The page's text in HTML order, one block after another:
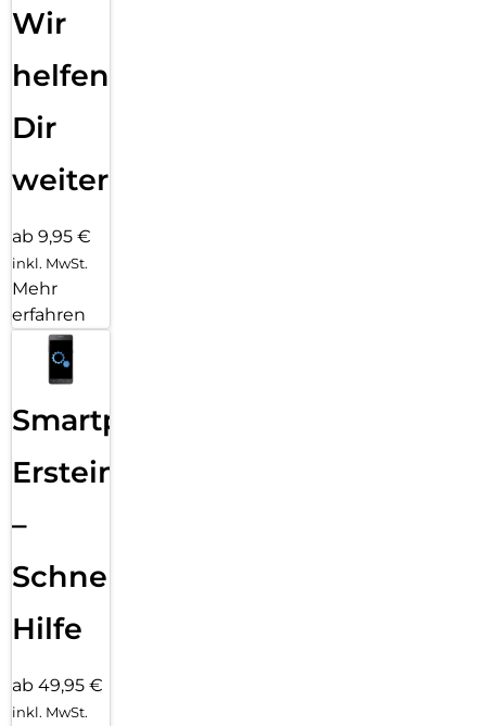
Wir
helfen
Dir
weiter
ab 9,95 €
inkl. MwSt.
Mehr
erfahren
Smartphone
Ersteinrichtung
–
Schnelle
Hilfe
ab 49,95 €
inkl. MwSt.